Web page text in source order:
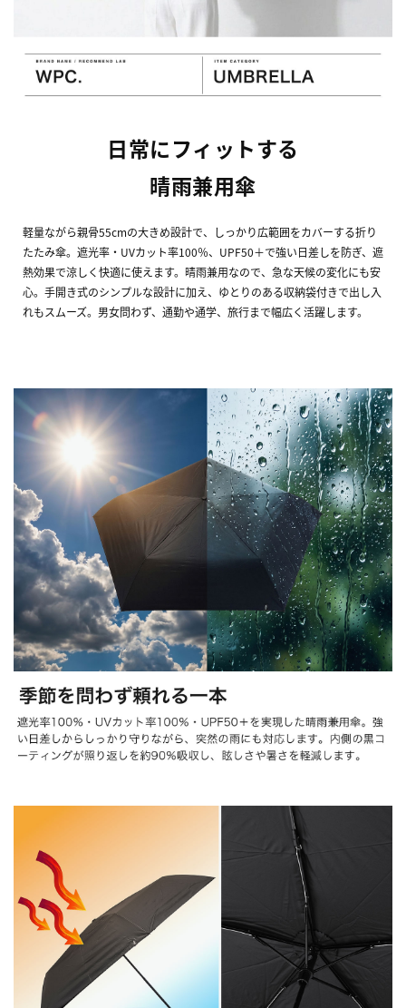
日常にフィットする
晴雨兼用傘
軽量ながら親骨55cmの大きめ設計で、しっかり広範囲をカバーする折り
たたみ傘。遮光率・UVカット率100％、UPF50＋で強い日差しを防ぎ、遮
熱効果で涼しく快適に使えます。晴雨兼用なので、急な天候の変化にも安
心。手開き式のシンプルな設計に加え、ゆとりのある収納袋付きで出し入
れもスムーズ。男女問わず、通勤や通学、旅行まで幅広く活躍します。